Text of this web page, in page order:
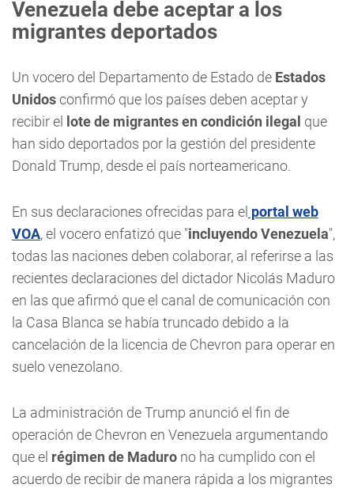
Venezuela debe aceptar a los
migrantes deportados
Un vocero del Departamento de Estado de Estados
Unidosconfirmó que los países deben aceptar y
recibir el
lote de migrantes en condición ilegal que
han sido deportados por la gestión del presidente
Donald Trump, desde el país norteamericano.
En sus declaraciones ofrecidas para el portal web
VOA, el vocero enfatizó que "incluyendo Venezuela",
todas las naciones deben colaborar, al referirse a las
recientes declaraciones del dictador Nicolás Maduro
en las que afirmó que el canal de comunicación con
la Casa Blanca se había truncado debido a la
cancelación de la licencia de Chevron para operar en
suelo venezolano.
La administración de Trump anunció el fin de
operación de Chevron en Venezuela argumentando
que el régimen de Maduro no ha cumplido con el
acuerdo de recibir de manera rápida a los migrantes